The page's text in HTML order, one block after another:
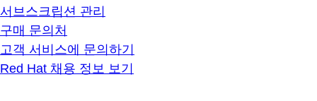
서브스크립션 관리
구매 문의처
고객 서비스에 문의하기
Red Hat 채용 정보 보기